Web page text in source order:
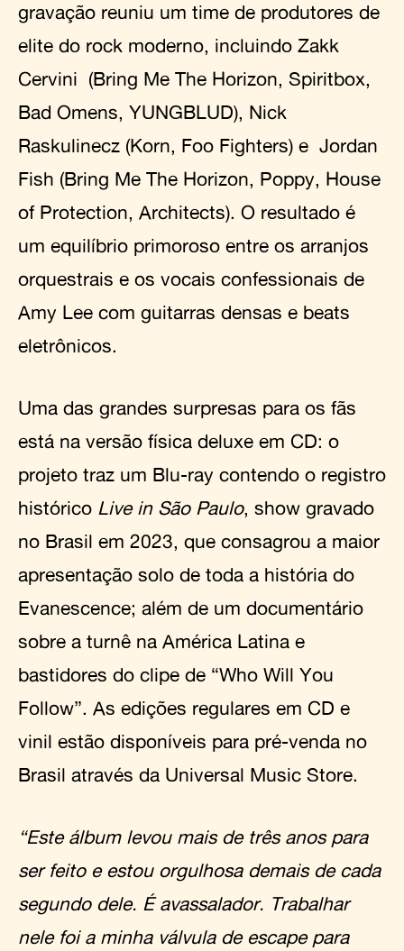
gravação reuniu um time de produtores de
elite do rock moderno, incluindo Zakk
Cervini (Bring Me The Horizon, Spiritbox,
Bad Omens, YUNGBLUD), Nick
Raskulinecz (Korn, Foo Fighters) e Jordan
Fish (Bring Me The Horizon, Poppy, House
of Protection, Architects). O resultado é
um equilíbrio primoroso entre os arranjos
orquestrais e os vocais confessionais de
Amy Lee com guitarras densas e beats
eletrônicos.
Uma das grandes surpresas para os fãs
está na versão física deluxe em CD: o
projeto traz um Blu-ray contendo o registro
histórico Live in São Paulo, show gravado
no Brasil em 2023, que consagrou a maior
apresentação solo de toda a história do
Evanescence; além de um documentário
sobre a turnê na América Latina e
bastidores do clipe de “Who Will You
Follow”. As edições regulares em CD e
vinil estão disponíveis para pré-venda no
Brasil através da Universal Music Store.
“Este álbum levou mais de três anos para
ser feito e estou orgulhosa demais de cada
segundo dele. É avassalador. Trabalhar
nele foi a minha válvula de escape para